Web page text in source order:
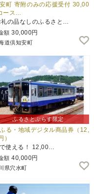
町 寄附のみの応援受付 30,00
ース…
の品なしのふるさと…
額 30,000円
道倶知安町
る・地域デジタル商品券（12,
）
使える！ 12,00…
額 40,000円
県穴水町